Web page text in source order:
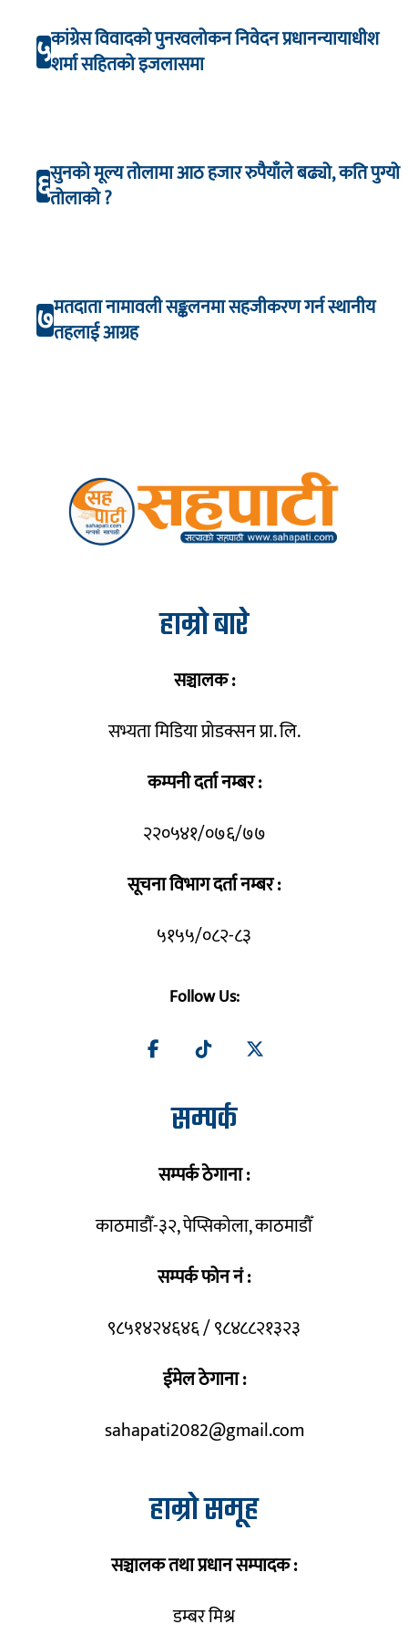
५कांग्रेस विवादको पुनरवलोकन निवेदन प्रधानन्यायाधीश
शर्मा सहितको इजलासमा
६सुनको मूल्य तोलामा आठ हजार रुपैयाँले बढ्यो, कति पुग्यो
तोलाको ?
७मतदाता नामावली सङ्कलनमा सहजीकरण गर्न स्थानीय
तहलाई आग्रह
हाम्रो बारे
सञ्चालक :
सभ्यता मिडिया प्रोडक्सन प्रा. लि.
कम्पनी दर्ता नम्बर :
२२०५४१/०७६/७७
सूचना विभाग दर्ता नम्बर :
५१५५/०८२-८३
Follow Us:
सम्पर्क
सम्पर्क ठेगाना :
काठमाडौँ-३२, पेप्सिकोला, काठमाडौँ
सम्पर्क फोन नं :
९८५१४२४६४६ / ९८४८८२१३२३
ईमेल ठेगाना :
sahapati2082@gmail.com
हाम्रो समूह
सञ्चालक तथा प्रधान सम्पादक :
डम्बर मिश्र